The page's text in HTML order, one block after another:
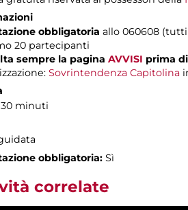
obbligatoria allo 060608 (tutti
20 partecipanti
sempre la pagina AVVISI prima
Sovrintendenza Capitolina
30 minuti
obbligatoria: Sì
correlate